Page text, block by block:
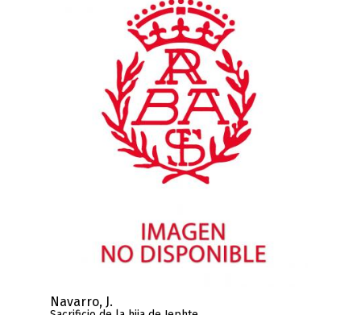
Navarro, J.